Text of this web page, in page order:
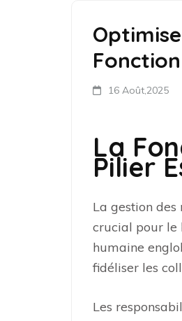
16 Août,2025
La
Pilier
La gestion des
crucial pour le
humaine
fidéliser les
Les